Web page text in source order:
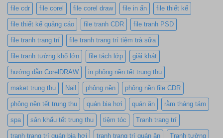
file cdr file corel file corel draw file in ấn file thiết kế
file thiết kế quảng cáo file tranh CDR file tranh PSD
file tranh trang trí file tranh trang trí tiệm trà sữa
file tranh tường khổ lớn file tách lớp giải khát
hướng dẫn CorelDRAW in phông nền tết trung thu
maket trung thu Nail phông nền phông nền file CDR
phông nền tết trung thu quán bia hơi quán ăn rằm tháng tám
spa sân khấu tết trung thu tiệm tóc Tranh trang trí
tranh trang trí quán bia hơi tranh trang trí quán ăn Tranh tường